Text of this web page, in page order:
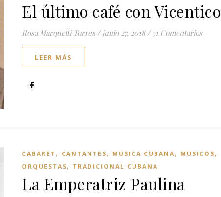
El último café con Vicentico
Rosa Marquetti Torres / junio 27, 2018 / 31 Comentarios
LEER MÁS
CABARET , CANTANTES, MUSICA CUBANA, MUSICOS,
ORQUESTAS, TRADICIONAL CUBANA
La Emperatriz Paulina